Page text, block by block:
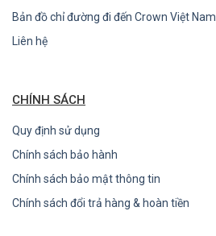
Bản đồ chỉ đường đi đến Crown Việt Nam
Liên hệ
CHÍNH SÁCH
Quy định sử dụng
Chính sách bảo hành
Chính sách bảo mật thông tin
Chính sách đổi trả hàng & hoàn tiền